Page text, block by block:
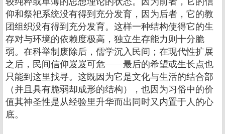
仰和祭祀系统没有得到充分发育，因为后者，它的教
团组织没有得到充分发育。这样一种结构使得它的生
存对与环境的依赖度极高，独立生存能力则十分脆
弱。在科举制废除后，儒学沉入民间；在现代性扩展
之后，民间信仰岌岌可危――最后的希望或生长点也
只能到这里找寻。这既因为它是文化与生活的结合部
（并且具有脆弱却成形的结构），也因为习俗中的价
值其神圣性是从经验里升华而出同时又内置于人的心
底。